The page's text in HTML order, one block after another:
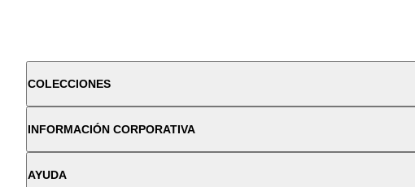
COLECCIONES
INFORMACIÓN CORPORATIVA
AYUDA